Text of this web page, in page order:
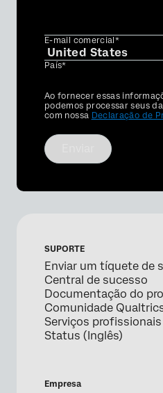
E-mail comercial*
País*
Privacy
Optin
Ao fornecer essas
podemos processar seus
com nossa Declaração de
SUPORTE
Enviar um tíquete de
Central de sucesso
Documentação do
Comunidade
Serviços profissionais
Status (Inglês)
Empresa